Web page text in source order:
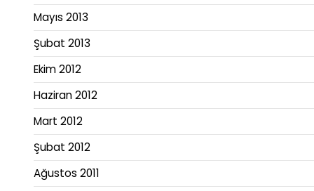
Mayıs 2013
Şubat 2013
Ekim 2012
Haziran 2012
Mart 2012
Şubat 2012
Ağustos 2011